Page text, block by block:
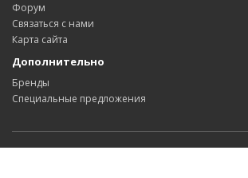
Форум
Связаться с нами
Карта сайта
Дополнительно
Бренды
Специальные предложения